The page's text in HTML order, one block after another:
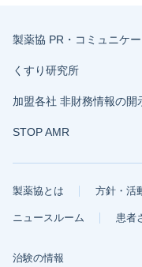
製薬協 PR・コミュニケ
くすり研究所
加盟各社 非財務情報の開
STOP AMR
製薬協とは 方針・活
ニュースルーム 患者
治験の情報